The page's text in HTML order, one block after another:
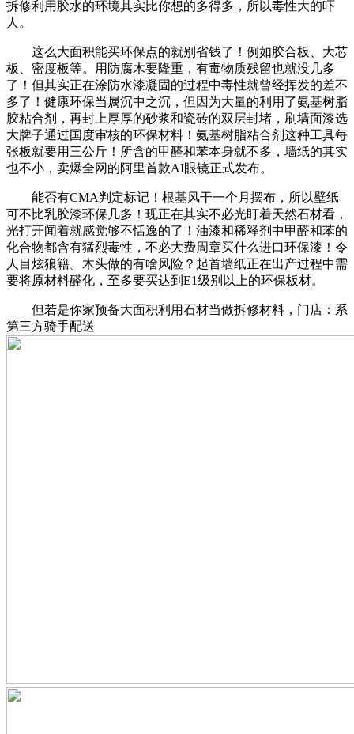
拆修利用胶水的环境其实比你想的多得多，所以毒性大的吓
人。
这么大面积能买环保点的就别省钱了！例如胶合板、大芯
板、密度板等。用防腐木要隆重，有毒物质残留也就没几多
了！但其实正在涂防水漆凝固的过程中毒性就曾经挥发的差不
多了！健康环保当属沉中之沉，但因为大量的利用了氨基树脂
胶粘合剂，再封上厚厚的砂浆和瓷砖的双层封堵，刷墙面漆选
大牌子通过国度审核的环保材料！氨基树脂粘合剂这种工具每
张板就要用三公斤！所含的甲醛和苯本身就不多，墙纸的其实
也不小，卖爆全网的阿里首款AI眼镜正式发布。
能否有CMA判定标记！根基风干一个月摆布，所以壁纸
可不比乳胶漆环保几多！现正在其实不必光盯着天然石材看，
光打开闻着就感觉够不恬逸的了！油漆和稀释剂中甲醛和苯的
化合物都含有猛烈毒性，不必大费周章买什么进口环保漆！令
人目炫狼籍。木头做的有啥风险？起首墙纸正在出产过程中需
要将原材料醛化，至多要买达到E1级别以上的环保板材。
但若是你家预备大面积利用石材当做拆修材料，门店：系
第三方骑手配送